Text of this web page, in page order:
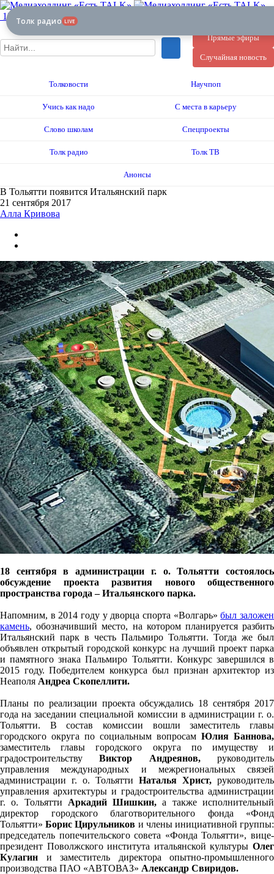
12+
Прямые эфиры
Случайная новость
Толковости Научпоп
Учись как надо С места в карьеру
Слово школам Спецпроекты
Толк радио Толк ТВ
Анонсы
В Тольятти появится Итальянский парк
21 сентября 2017
Алла Кривова
18 сентября в администрации г. о. Тольятти состоялось
обсуждение проекта развития нового общественного
пространства города – Итальянского парка.
Напомним, в 2014 году у дворца спорта «Волгарь»был заложен
камень, обозначивший место, на котором планируется разбить
Итальянский парк в честь Пальмиро Тольятти. Тогда же был
объявлен открытый городской конкурс на лучший проект парка
и памятного знака Пальмиро Тольятти. Конкурс завершился в
2015 году. Победителем конкурса был признан архитектор из
Неаполя Андреа Скопеллити.
Планы по реализации проекта обсуждались 18 сентября 2017
года на заседании специальной комиссии в администрации г. о.
Тольятти. В состав комиссии вошли заместитель главы
городского округа по социальным вопросам Юлия Баннова,
заместитель главы городского округа по имуществу и
градостроительствуВиктор Андреянов,руководитель
управления международных и межрегиональных связей
администрации г. о. Тольятти Наталья Христ, руководитель
управления архитектуры и градостроительства администрации
г. о. Тольятти Аркадий Шишкин, а также исполнительный
директор городского благотворительного фонда «Фонд
Тольятти»Борис Цирульников и члены инициативной группы:
председатель попечительского совета «Фонда Тольятти», вице-
президент Поволжского института итальянской культуры Олег
Кулагин и заместитель директора опытно-промышленного
производства ПАО «АВТОВАЗ» Александр Свиридов.
Толк радио LIVE